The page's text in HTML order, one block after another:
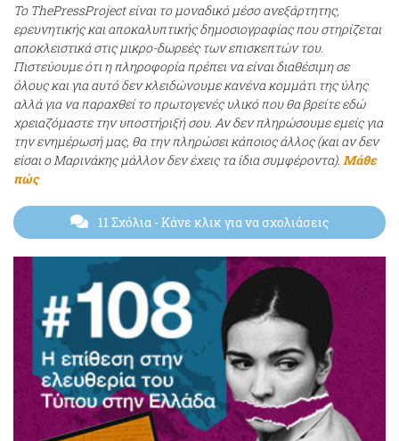
Το ThePressProject είναι το μοναδικό μέσο ανεξάρτητης,
ερευνητικής και αποκαλυπτικής δημοσιογραφίας που στηρίζεται
αποκλειστικά στις μικρο-δωρεές των επισκεπτών του.
Πιστεύουμε ότι η πληροφορία πρέπει να είναι διαθέσιμη σε
όλους και για αυτό δεν κλειδώνουμε κανένα κομμάτι της ύλης
αλλά για να παραχθεί το πρωτογενές υλικό που θα βρείτε εδώ
χρειαζόμαστε την υποστήριξή σου. Αν δεν πληρώσουμε εμείς για
την ενημέρωσή μας, θα την πληρώσει κάποιος άλλος (και αν δεν
είσαι ο Μαρινάκης μάλλον δεν έχεις τα ίδια συμφέροντα). Μάθε
πώς
11 Σχόλια - Κάνε κλικ για να σχολιάσεις